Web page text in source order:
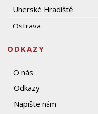
Uherské Hradiště
Ostrava
ODKAZY
O nás
Odkazy
Napište nám